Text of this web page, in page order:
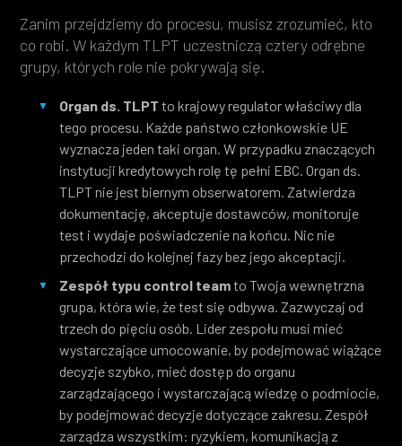
Zanim przejdziemy do procesu, musisz zrozumieć, kto
co robi. W każdym TLPT uczestniczą cztery odrębne
grupy, których role nie pokrywają się.
Organ ds. TLPT to krajowy regulator właściwy dla
tego procesu. Każde państwo członkowskie UE
wyznacza jeden taki organ. W przypadku znaczących
instytucji kredytowych rolę tę pełni EBC. Organ ds.
TLPT nie jest biernym obserwatorem. Zatwierdza
dokumentację, akceptuje dostawców, monitoruje
test i wydaje poświadczenie na końcu. Nic nie
przechodzi do kolejnej fazy bez jego akceptacji.
Zespół typu control teamto Twoja wewnętrzna
grupa, która wie, że test się odbywa. Zazwyczaj od
trzech do pięciu osób. Lider zespołu musi mieć
wystarczające umocowanie, by podejmować wiążące
decyzje szybko, mieć dostęp do organu
zarządzającego i wystarczającą wiedzę o podmiocie,
by podejmować decyzje dotyczące zakresu. Zespół
zarządza wszystkim: ryzykiem, komunikacją z